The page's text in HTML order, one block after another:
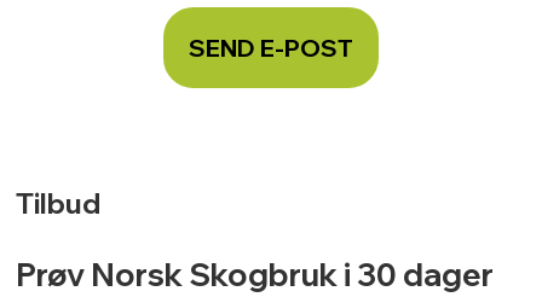
SEND E-POST
Tilbud
Prøv Norsk Skogbruk i 30 dager